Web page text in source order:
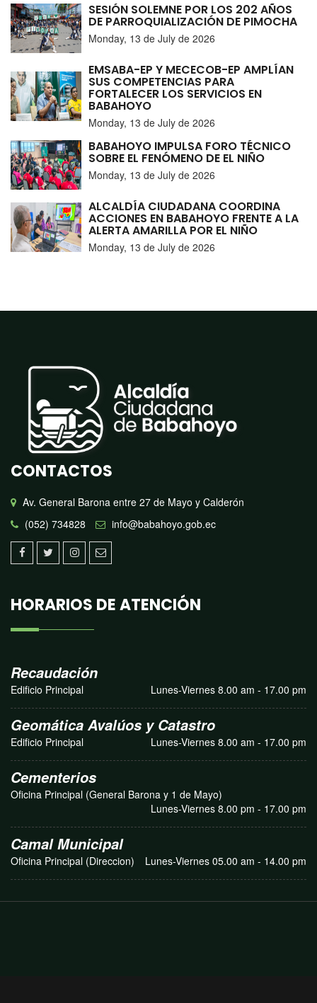
SESIÓN SOLEMNE POR LOS 202 AÑOS
DE PARROQUIALIZACIÓN DE PIMOCHA
Monday, 13 de July de 2026
EMSABA-EP Y MECECOB-EP AMPLÍAN
SUS COMPETENCIAS PARA
FORTALECER LOS SERVICIOS EN
BABAHOYO
Monday, 13 de July de 2026
BABAHOYO IMPULSA FORO TÉCNICO
SOBRE EL FENÓMENO DE EL NIÑO
Monday, 13 de July de 2026
ALCALDÍA CIUDADANA COORDINA
ACCIONES EN BABAHOYO FRENTE A LA
ALERTA AMARILLA POR EL NIÑO
Monday, 13 de July de 2026
CONTACTOS
Av. General Barona entre 27 de Mayo y Calderón
(052) 734828
info@babahoyo.gob.ec
HORARIOS DE ATENCIÓN
Recaudación
Edificio Principal Lunes-Viernes 8.00 am - 17.00 pm
Geomática Avalúos y Catastro
Edificio Principal Lunes-Viernes 8.00 am - 17.00 pm
Cementerios
Oficina Principal (General Barona y 1 de Mayo)
Lunes-Viernes 8.00 pm - 17.00 pm
Camal Municipal
Oficina Principal (Direccion) Lunes-Viernes 05.00 am - 14.00 pm